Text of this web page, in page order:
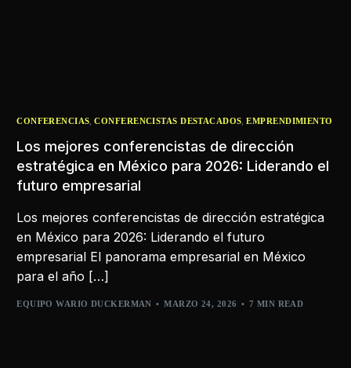
CONFERENCIAS,CONFERENCISTAS DESTACADOS,EMPRENDIMIENTO
Los mejores conferencistas de dirección
estratégica en México para 2026: Liderando el
futuro empresarial
Los mejores conferencistas de dirección estratégica
en México para 2026: Liderando el futuro
empresarial El panorama empresarial en México
para el año […]
EQUIPO WARIO DUCKERMAN MARZO 24, 2026 7 MIN READ